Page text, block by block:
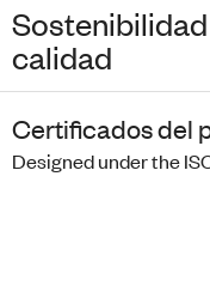
calidad
Certificados del
Designed under the